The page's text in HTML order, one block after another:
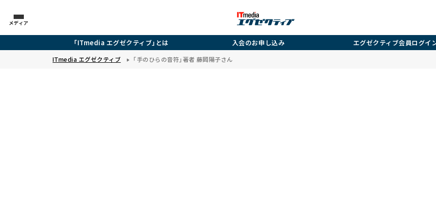
メディア
「ITmedia エグゼクティブ」とは 入会のお申し込み エグゼクティブ会員ログイ
ITmedia エグゼクティブ 「手のひらの音符」著者 藤岡陽子さん